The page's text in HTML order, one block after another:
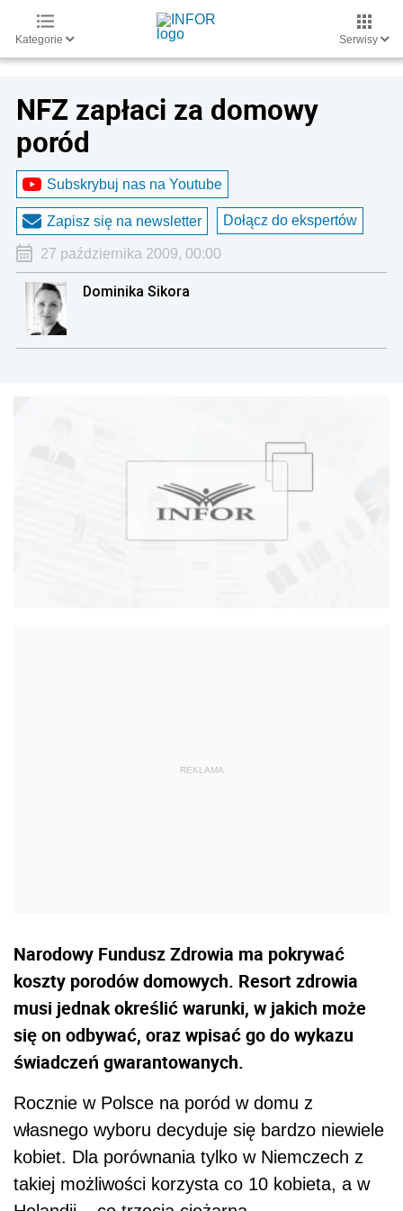
Kategorie Serwisy
NFZ zapłaci za domowy
poród
Subskrybuj nas na Youtube
Zapisz się na newsletter Dołącz do ekspertów
27 października 2009, 00:00
Dominika Sikora
Narodowy Fundusz Zdrowia ma pokrywać
koszty porodów domowych. Resort zdrowia
musi jednak określić warunki, w jakich może
się on odbywać, oraz wpisać go do wykazu
świadczeń gwarantowanych.
Rocznie w Polsce na poród w domu z
własnego wyboru decyduje się bardzo niewiele
kobiet. Dla porównania tylko w Niemczech z
takiej możliwości korzysta co 10 kobieta, a w